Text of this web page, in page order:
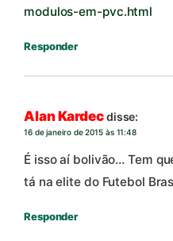
modulos-em-pvc.html
Responder
Alan Kardecdisse:
16 de janeiro de 2015 às 11:48
É isso aí bolivão… Tem
tá na elite do Futebol
Responder